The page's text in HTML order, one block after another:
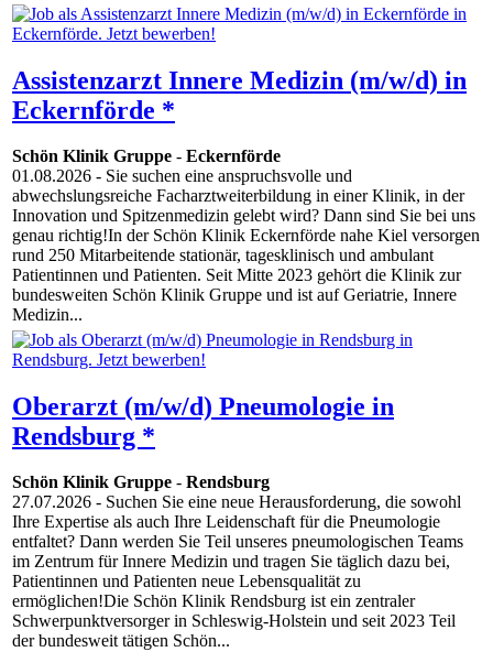
Assistenzarzt Innere Medizin (m/w/d) in
Eckernförde *
Schön Klinik Gruppe - Eckernförde
01.08.2026 - Sie suchen eine anspruchsvolle und
abwechslungsreiche Facharztweiterbildung in einer Klinik, in der
Innovation und Spitzenmedizin gelebt wird? Dann sind Sie bei uns
genau richtig!In der Schön Klinik Eckernförde nahe Kiel versorgen
rund 250 Mitarbeitende stationär, tagesklinisch und ambulant
Patientinnen und Patienten. Seit Mitte 2023 gehört die Klinik zur
bundesweiten Schön Klinik Gruppe und ist auf Geriatrie, Innere
Medizin...
Oberarzt (m/w/d) Pneumologie in
Rendsburg *
Schön Klinik Gruppe - Rendsburg
27.07.2026 - Suchen Sie eine neue Herausforderung, die sowohl
Ihre Expertise als auch Ihre Leidenschaft für die Pneumologie
entfaltet? Dann werden Sie Teil unseres pneumologischen Teams
im Zentrum für Innere Medizin und tragen Sie täglich dazu bei,
Patientinnen und Patienten neue Lebensqualität zu
ermöglichen!Die Schön Klinik Rendsburg ist ein zentraler
Schwerpunktversorger in Schleswig-Holstein und seit 2023 Teil
der bundesweit tätigen Schön...